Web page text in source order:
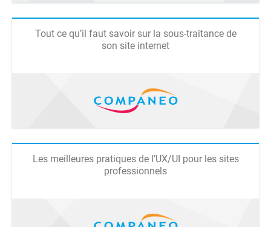
Tout ce qu’il faut savoir sur la sous-traitance de
son site internet
Les meilleures pratiques de l’UX/UI pour les sites
professionnels